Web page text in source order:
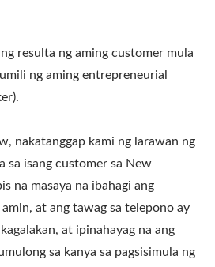
resulta ng aming customer mula
ng aming entrepreneurial
nakatanggap kami ng larawan ng
sa isang customer sa New
na masaya na ibahagi ang
at ang tawag sa telepono ay
at ipinahayag na ang
sa kanya sa pagsisimula ng